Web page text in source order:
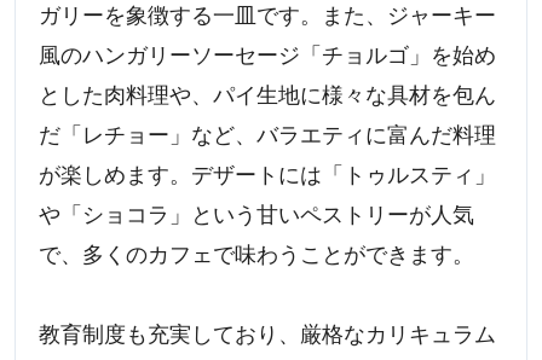
ガリーを象徴する一皿です。また、ジャーキー
風のハンガリーソーセージ「チョルゴ」を始め
とした肉料理や、パイ生地に様々な具材を包ん
だ「レチョー」など、バラエティに富んだ料理
が楽しめます。デザートには「トゥルスティ」
や「ショコラ」という甘いペストリーが人気
で、多くのカフェで味わうことができます。
教育制度も充実しており、厳格なカリキュラム